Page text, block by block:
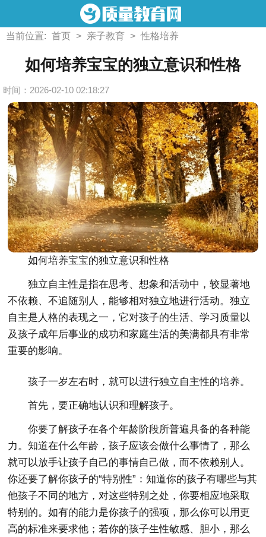
当前位置: 首页 > 亲子教育 > 性格培养
如何培养宝宝的独立意识和性格
时间：2026-02-10 02:18:27
如何培养宝宝的独立意识和性格
独立自主性是指在思考、想象和活动中，较显著地
不依赖、不追随别人，能够相对独立地进行活动。独立
自主是人格的表现之一，它对孩子的生活、学习质量以
及孩子成年后事业的成功和家庭生活的美满都具有非常
重要的影响。
孩子一岁左右时，就可以进行独立自主性的培养。
首先，要正确地认识和理解孩子。
你要了解孩子在各个年龄阶段所普遍具备的各种能
力。知道在什么年龄，孩子应该会做什么事情了，那么
就可以放手让孩子自己的事情自己做，而不依赖别人。
你还要了解你孩子的“特别性”：知道你的孩子有哪些与其
他孩子不同的地方，对这些特别之处，你要相应地采取
特别的。如有的能力是你孩子的强项，那么你可以用更
高的标准来要求他；若你的孩子生性敏感、胆小，那么